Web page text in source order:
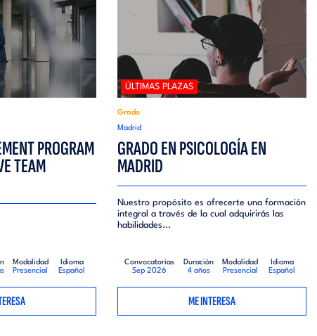
PROGRAM
TEAM
Modalidad
Presencial
Idioma
Español
ÚLTIMAS PLAZAS
Grado
Madrid
GRADO EN PSICOLOGÍA EN
MADRID
Nuestro propósito es ofrecerte una formación
integral a través de la cual adquirirás las
habilidades...
Convocatorias
Sep 2026
Duración
4 años
Modalidad
Presencial
Idioma
Español
ME INTERESA